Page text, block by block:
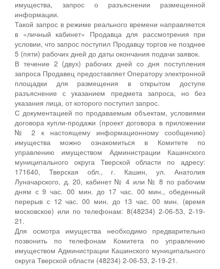
имущества, запрос о разъяснении размещенной
информации.
Такой запрос в режиме реального времени направляется
в «личный кабинет» Продавца для рассмотрения при
условии, что запрос поступил Продавцу торгов не позднее
5 (пяти) рабочих дней до даты окончания подачи заявок.
В течение 2 (двух) рабочих дней со дня поступления
запроса Продавец предоставляет Оператору электронной
площадки для размещения в открытом доступе
разъяснение с указанием предмета запроса, но без
указания лица, от которого поступил запрос.
С документацией по продаваемым объектам, условиями
договора купли-продажи (проект договора в приложении
№ 2 к настоящему информационному сообщению)
имущества можно ознакомиться в Комитете по
управлению имуществом Администрации Кашинского
муниципального округа Тверской области по адресу:
171640, Тверская обл., г. Кашин, ул. Анатолия
Луначарского, д. 20, кабинет № 4 или № 8 по рабочим
дням с 9 час. 00 мин. до 17 час. 00 мин., обеденный
перерыв с 12 час. 00 мин. до 13 час. 00 мин. (время
московское) или по телефонам: 8(48234) 2-06-53, 2-19-
21.
Для осмотра имущества необходимо предварительно
позвонить по телефонам Комитета по управлению
имуществом Администрации Кашинского муниципального
округа Тверской области (48234) 2-06-53, 2-19-21.